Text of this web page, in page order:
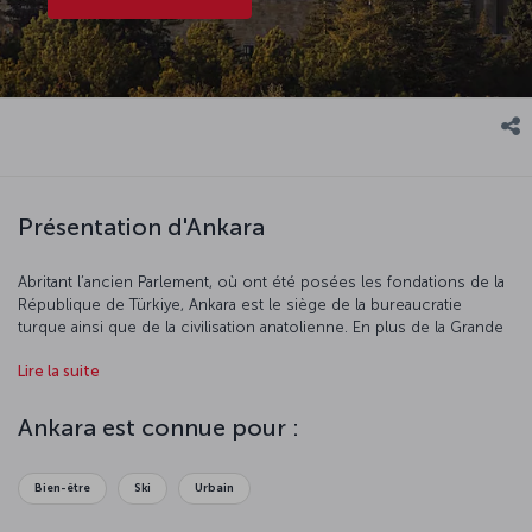
Présentation d'Ankara
Abritant l’ancien Parlement, où ont été posées les fondations de la
République de Türkiye, Ankara est le siège de la bureaucratie
turque ainsi que de la civilisation anatolienne. En plus de la Grande
abrite des musées offrant un retour saisissant dans le passé avec
empreinte sur la ville, des bazars qui reflètent la culture
commerciale des habitants, des bains historiques, des centres d’art
vibrante. L’aéroport Ankara - Esenboğa, porte d’entrée de la ville aux
Lire la suite
Ankara est connue pour :
Bien-être Ski Urbain